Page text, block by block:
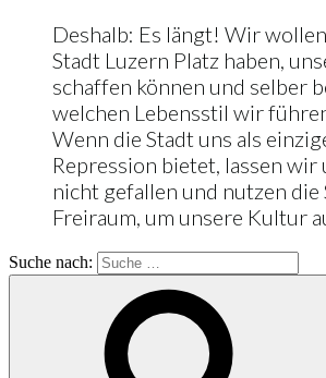
Deshalb: Es längt! Wir
Stadt Luzern Platz haben,
schaffen können und selber
welchen Lebensstil wir
Wenn die Stadt uns als
Repression bietet, lassen wir
nicht gefallen und nutzen die
Freiraum, um unsere Kultur
Suche nach: